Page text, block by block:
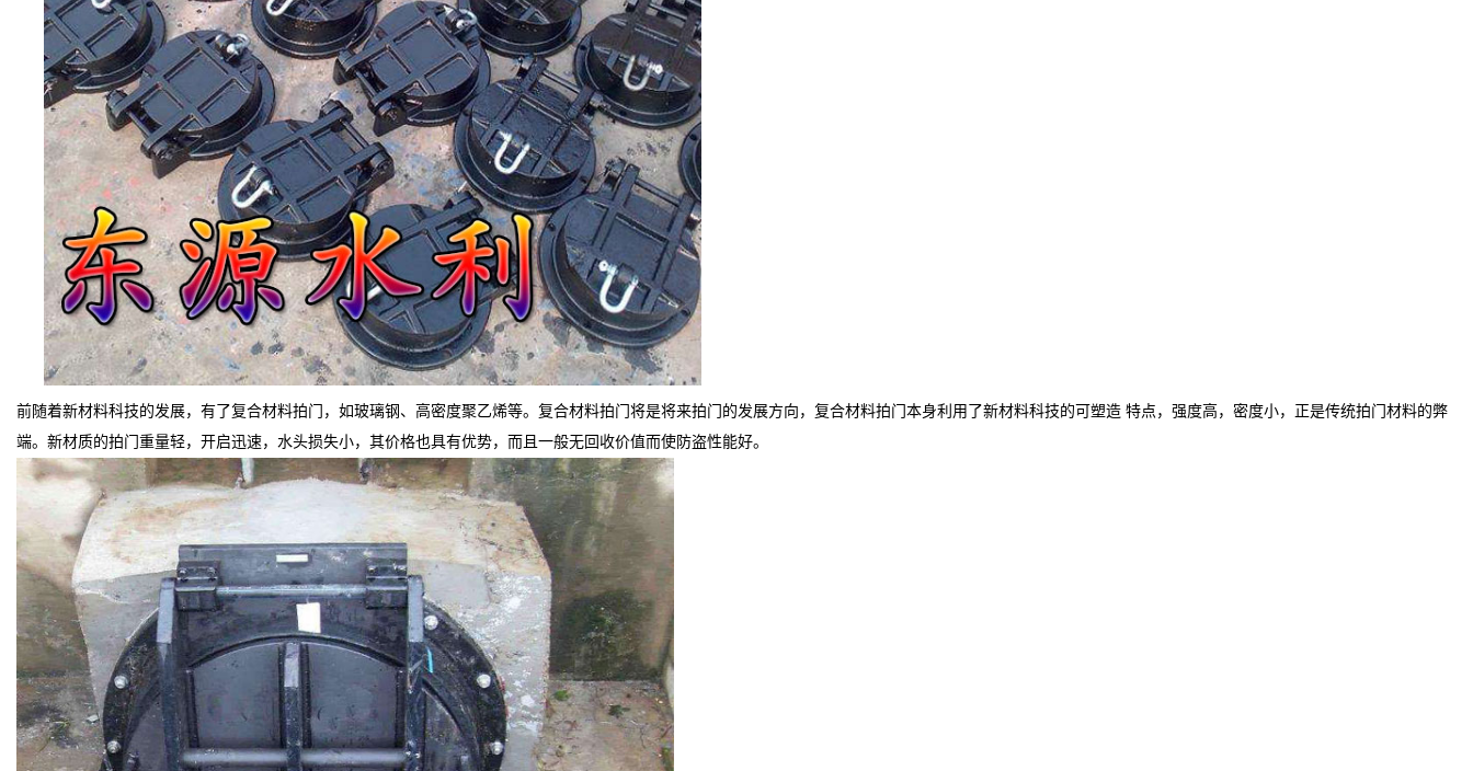
前随着新材料科技的发展，有了复合材料拍门，如玻璃钢、高密度聚乙烯等。复合材料拍门将是将来拍门的发展方向，复合材料拍门本身利用了新材料科技的可塑造 特点，强度高，密度小，正是传统拍门材料的弊
端。新材质的拍门重量轻，开启迅速，水头损失小，其价格也具有优势，而且一般无回收价值而使防盗性能好。